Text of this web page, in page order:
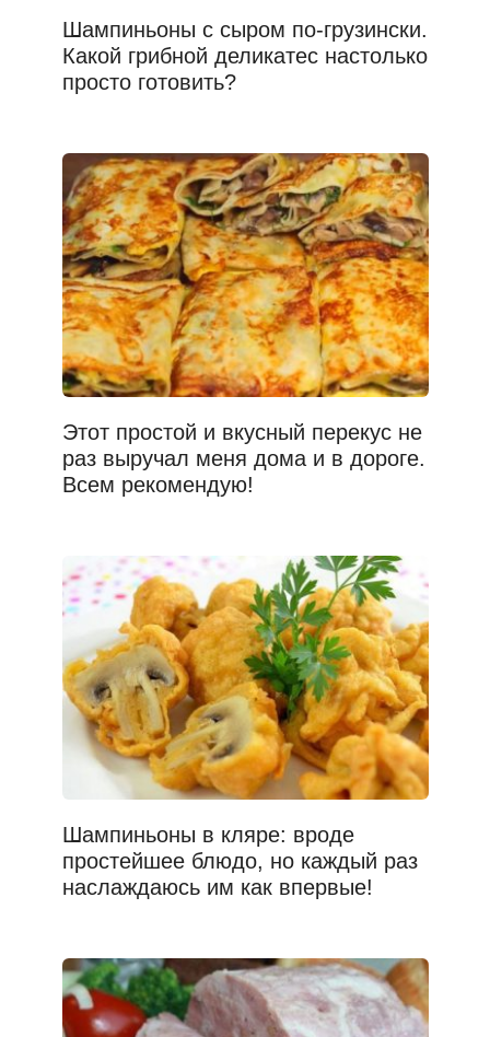
Шампиньоны с сыром по-грузински.
Какой грибной деликатес настолько
просто готовить?
Этот простой и вкусный перекус не
раз выручал меня дома и в дороге.
Всем рекомендую!
Шампиньоны в кляре: вроде
простейшее блюдо, но каждый раз
наслаждаюсь им как впервые!